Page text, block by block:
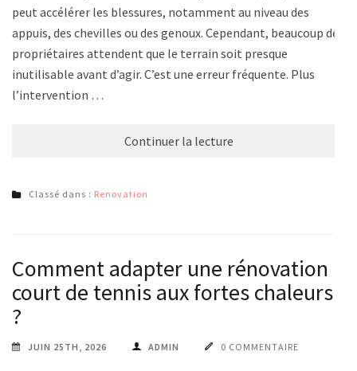
peut accélérer les blessures, notamment au niveau des
appuis, des chevilles ou des genoux. Cependant, beaucoup de
propriétaires attendent que le terrain soit presque
inutilisable avant d’agir. C’est une erreur fréquente. Plus
l’intervention …
Continuer la lecture
Classé dans : Renovation
Comment adapter une rénovation
court de tennis aux fortes chaleurs
?
JUIN 25TH, 2026 ADMIN 0 COMMENTAIRE